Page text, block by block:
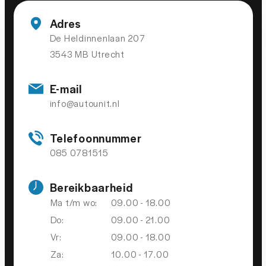
Elektrische ramen voor en achter
Keyless start
Lederen versnellingspook
Voorstoelen in hoogte verstelbaar
VEILIGHEID
Dodehoek detector
Achteruitrijcamera
Airbag(s) hoofd voor
Adres
De Heldinnenlaan 207
3543 MB Utrecht
E-mail
info@autounit.nl
Telefoonnummer
085 0781515
Bereikbaarheid
Ma t/m wo:
09.00 - 18.00
Do:
09.00 - 21.00
Vr:
09.00 - 18.00
Za:
10.00 - 17.00